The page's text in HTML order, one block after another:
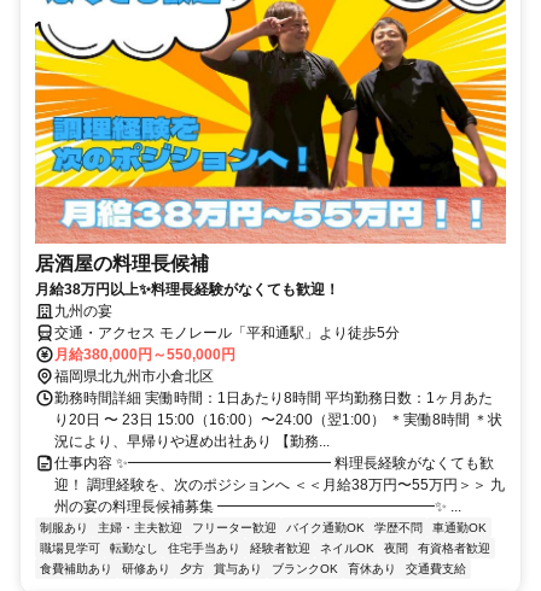
居酒屋の料理長候補
月給38万円以上✨料理長経験がなくても歓迎！
九州の宴
交通・アクセス モノレール「平和通駅」より徒歩5分
月給380,000円～550,000円
福岡県北九州市小倉北区
勤務時間詳細 実働時間：1日あたり8時間 平均勤務日数：1ヶ月あた
り20日 〜 23日 15:00（16:00）〜24:00（翌1:00） ＊実働8時間 ＊状
況により、早帰りや遅め出社あり 【勤務...
仕事内容 ✨━━━━━━━━━━━━━━ 料理長経験がなくても歓
迎！ 調理経験を、次のポジションへ ＜＜月給38万円〜55万円＞＞ 九
州の宴の料理長候補募集 ━━━━━━━━━━━━━━━✨ ...
制服あり 主婦・主夫歓迎 フリーター歓迎 バイク通勤OK 学歴不問
車通勤OK
職場見学可
転勤なし 住宅手当あり 経験者歓迎 ネイルOK 夜間
有資格者歓迎
食費補助あり
研修あり 夕方 賞与あり ブランクOK 育休あり 交通費支給